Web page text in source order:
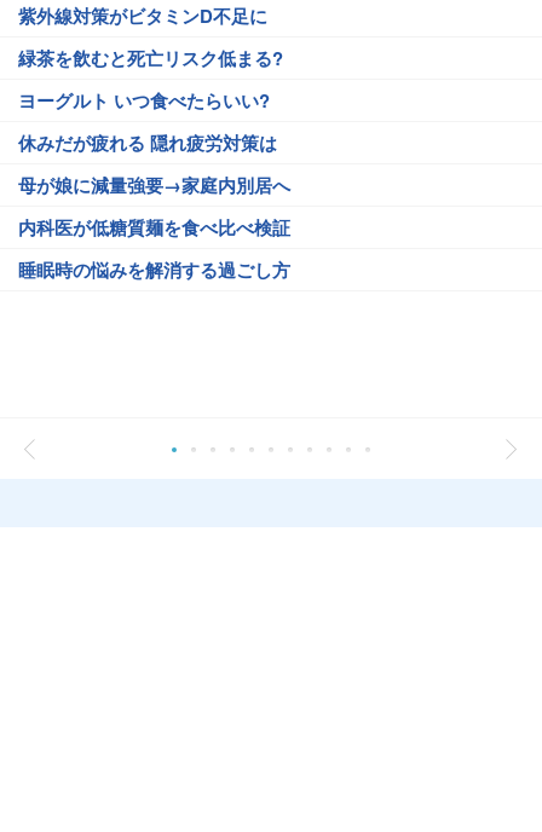
紫外線対策がビタミンD不足に
緑茶を飲むと死亡リスク低まる?
ヨーグルト いつ食べたらいい?
休みだが疲れる 隠れ疲労対策は
母が娘に減量強要→家庭内別居へ
内科医が低糖質麺を食べ比べ検証
睡眠時の悩みを解消する過ごし方